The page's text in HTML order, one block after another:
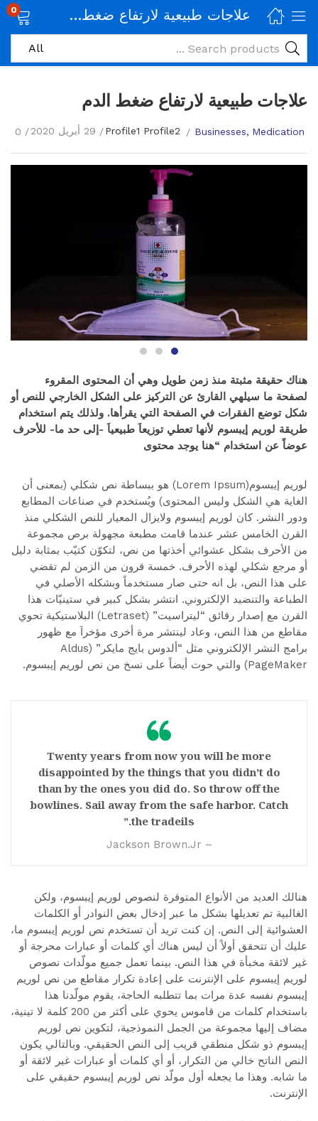
علاجات طبيعية لارتفاع ضغط الدم 0
علاجات طبيعية لارتفاع ضغط الدم
Businesses Medication
Profile1 Profile2 29 أبريل 2020 0
هناك حقيقة مثبتة منذ زمن طويل وهي أن المحتوى المقروء
لصفحة ما سيلهي القارئ عن التركيز على الشكل الخارجي للنص أو
شكل توضع الفقرات في الصفحة التي يقرأها. ولذلك يتم استخدام
طريقة لوريم إيبسوم لأنها تعطي توزيعاَ طبيعياَ -إلى حد ما- للأحرف
عوضاً عن استخدام “هنا يوجد محتوى
لوريم إيبسوم(Lorem Ipsum) هو ببساطة نص شكلي (بمعنى أن
الغاية هي الشكل وليس المحتوى) ويُستخدم في صناعات المطابع
ودور النشر. كان لوريم إيبسوم ولايزال المعيار للنص الشكلي منذ
القرن الخامس عشر عندما قامت مطبعة مجهولة برص مجموعة
من الأحرف بشكل عشوائي أخذتها من نص، لتكوّن كتيّب بمثابة دليل
أو مرجع شكلي لهذه الأحرف. خمسة قرون من الزمن لم تقضي
على هذا النص، بل انه حتى صار مستخدماً وبشكله الأصلي في
الطباعة والتنضيد الإلكتروني. انتشر بشكل كبير في ستينيّات هذا
القرن مع إصدار رقائق “ليتراسيت” (Letraset) البلاستيكية تحوي
مقاطع من هذا النص، وعاد لينتشر مرة أخرى مؤخراَ مع ظهور
برامج النشر الإلكتروني مثل “ألدوس بايج مايكر” (Aldus
PageMaker) والتي حوت أيضاً على نسخ من نص لوريم إيبسوم.
Twenty years from now you will be more
disappointed by the things that you didn’t do
than by the ones you did do. So throw off the
bowlines. Sail away from the safe harbor. Catch
the tradeils.”
– Jackson Brown.Jr
هنالك العديد من الأنواع المتوفرة لنصوص لوريم إيبسوم، ولكن
الغالبية تم تعديلها بشكل ما عبر إدخال بعض النوادر أو الكلمات
العشوائية إلى النص. إن كنت تريد أن تستخدم نص لوريم إيبسوم ما،
عليك أن تتحقق أولاً أن ليس هناك أي كلمات أو عبارات محرجة أو
غير لائقة مخبأة في هذا النص. بينما تعمل جميع مولّدات نصوص
لوريم إيبسوم على الإنترنت على إعادة تكرار مقاطع من نص لوريم
إيبسوم نفسه عدة مرات بما تتطلبه الحاجة، يقوم مولّدنا هذا
باستخدام كلمات من قاموس يحوي على أكثر من 200 كلمة لا تينية،
مضاف إليها مجموعة من الجمل النموذجية، لتكوين نص لوريم
إيبسوم ذو شكل منطقي قريب إلى النص الحقيقي. وبالتالي يكون
النص الناتح خالي من التكرار، أو أي كلمات أو عبارات غير لائقة أو
ما شابه. وهذا ما يجعله أول مولّد نص لوريم إيبسوم حقيقي على
الإنترنت.